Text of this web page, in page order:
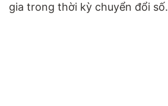
gia trong thời kỳ chuyển đổi số.